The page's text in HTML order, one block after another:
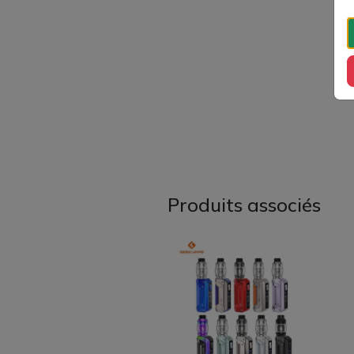
Produits associés